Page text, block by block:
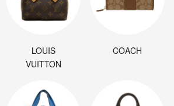
LOUIS
VUITTON
COACH